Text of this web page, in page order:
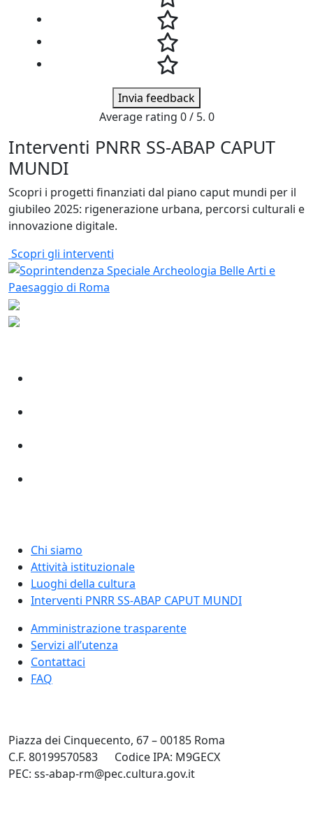
Invia feedback
Average rating 0/ 5. 0
Interventi PNRR SS-ABAP CAPUT
MUNDI
Scopri i progetti finanziati dal piano caput mundi per il
giubileo 2025: rigenerazione urbana, percorsi culturali e
innovazione digitale.
Scopri gli interventi
Chi siamo
Attività istituzionale
Luoghi della cultura
Interventi PNRR SS-ABAP CAPUT MUNDI
Amministrazione trasparente
Servizi all’utenza
Contattaci
FAQ
Piazza dei Cinquecento, 67 – 00185 Roma
C.F. 80199570583
Codice IPA: M9GECX
PEC: ss-abap-rm@pec.cultura.gov.it